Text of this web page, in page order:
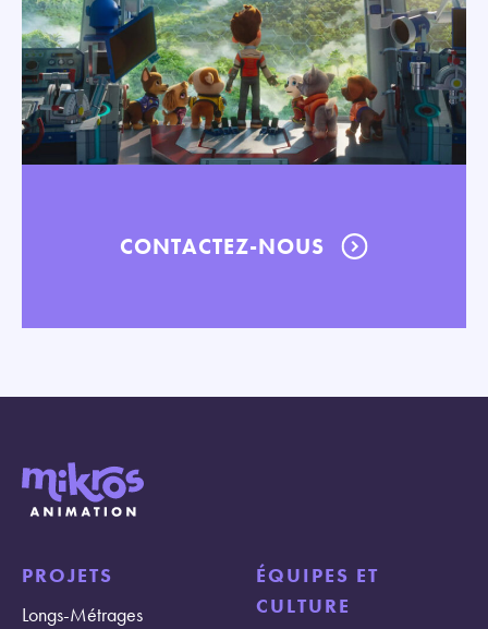
CONTACTEZ-NOUS
PROJETS
Longs-Métrages
ÉQUIPES ET
CULTURE